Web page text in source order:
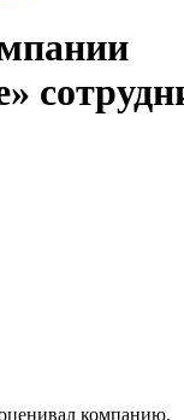
компанию.